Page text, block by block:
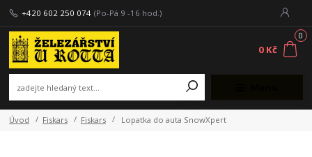
+420 602 250 074 (Po-Pá 9 -16 hod.)
0
0 Kč
Úvod Fiskars Fiskars Lopatka do auta SnowXpert